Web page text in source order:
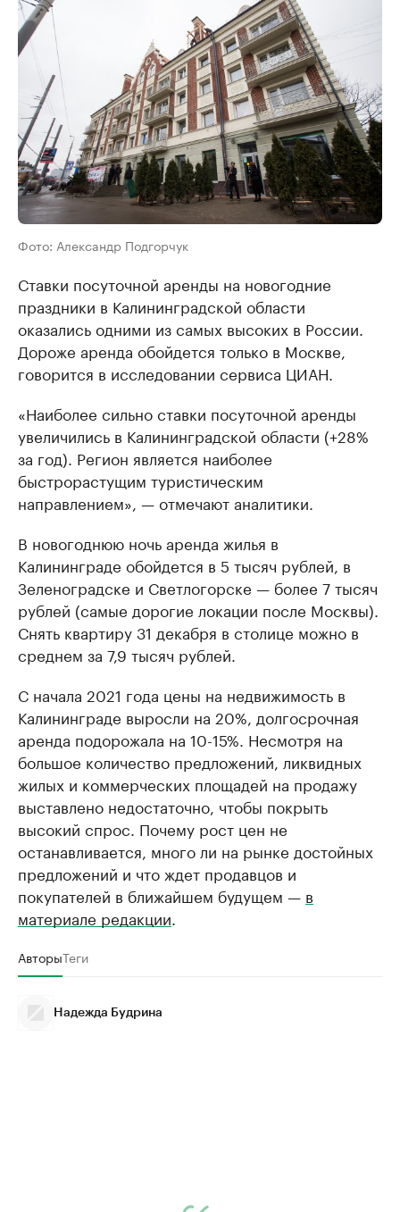
Фото: Александр Подгорчук
Ставки посуточной аренды на новогодние
праздники в Калининградской области
оказались одними из самых высоких в России.
Дороже аренда обойдется только в Москве,
говорится в исследовании сервиса ЦИАН.
«Наиболее сильно ставки посуточной аренды
увеличились в Калининградской области (+28%
за год). Регион является наиболее
быстрорастущим туристическим
направлением», — отмечают аналитики.
В новогоднюю ночь аренда жилья в
Калининграде обойдется в 5 тысяч рублей, в
Зеленоградске и Светлогорске — более 7 тысяч
рублей (самые дорогие локации после Москвы).
Снять квартиру 31 декабря в столице можно в
среднем за 7,9 тысяч рублей.
С начала 2021 года цены на недвижимость в
Калининграде выросли на 20%, долгосрочная
аренда подорожала на 10-15%. Несмотря на
большое количество предложений, ликвидных
жилых и коммерческих площадей на продажу
выставлено недостаточно, чтобы покрыть
высокий спрос. Почему рост цен не
останавливается, много ли на рынке достойных
предложений и что ждет продавцов и
покупателей в ближайшем будущем — в
материале редакции
АвторыТеги
Надежда Будрина